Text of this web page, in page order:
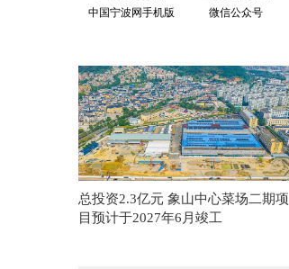
中国宁波网手机版 微信公众号
总投资2.3亿元 象山中心菜场二期项
目预计于2027年6月竣工